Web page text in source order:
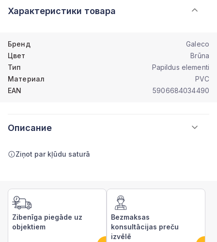
Характеристики товара
Бренд
Galeco
Цвет
Brūna
Тип
Papildus elementi
Материал
PVC
EAN
5906684034490
Описание
Ziņot par kļūdu saturā
Zibenīga piegāde uz
objektiem
Bezmaksas
konsultācijas preču
izvēlē